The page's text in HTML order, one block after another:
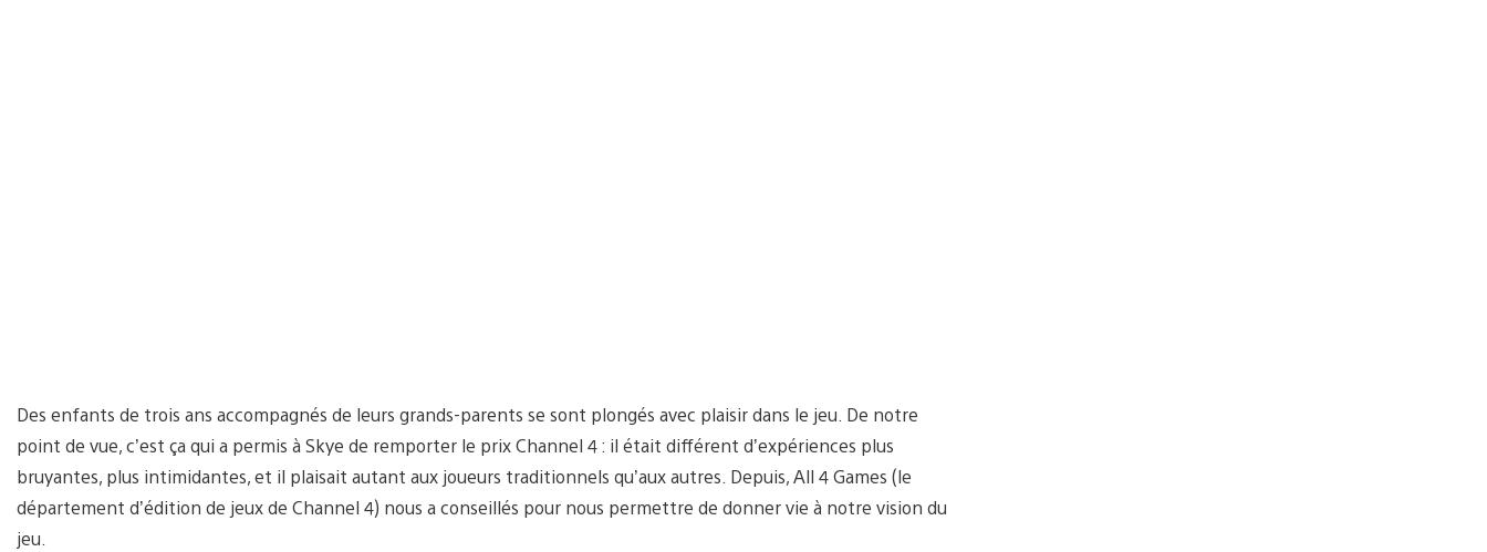
Des enfants de trois ans accompagnés de leurs grands-parents se sont plongés avec plaisir dans le jeu. De notre
point de vue, c’est ça qui a permis à Skye de remporter le prix Channel 4 : il était différent d’expériences plus
bruyantes, plus intimidantes, et il plaisait autant aux joueurs traditionnels qu’aux autres. Depuis, All 4 Games (le
département d’édition de jeux de Channel 4) nous a conseillés pour nous permettre de donner vie à notre vision du
jeu.